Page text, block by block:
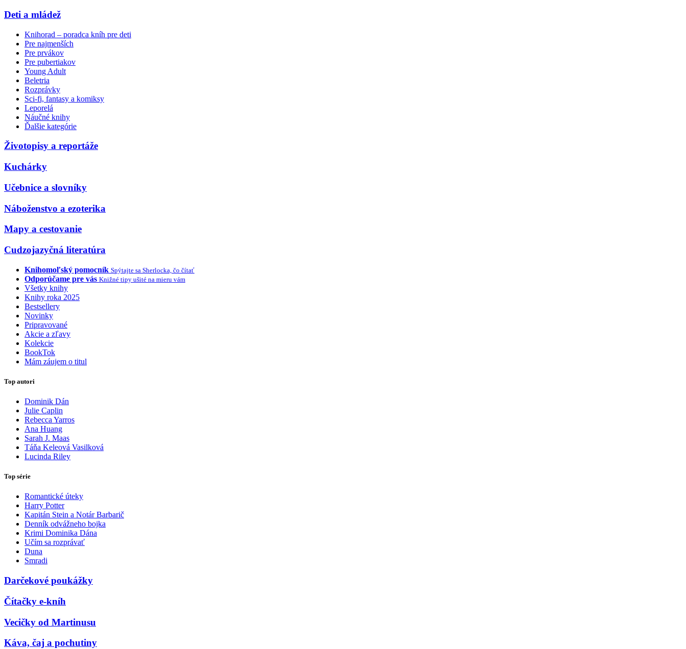
Deti a mládež
Knihorad – poradca kníh pre deti
Pre najmenších
Pre prvákov
Pre pubertiakov
Young Adult
Beletria
Rozprávky
Sci-fi, fantasy a komiksy
Leporelá
Náučné knihy
Ďalšie kategórie
Životopisy a reportáže
Kuchárky
Učebnice a slovníky
Náboženstvo a ezoterika
Mapy a cestovanie
Cudzojazyčná literatúra
Knihomoľský pomocník Spýtajte sa Sherlocka, čo čítať
Odporúčame pre vás Knižné tipy ušité na mieru vám
Všetky knihy
Knihy roka 2025
Bestsellery
Novinky
Pripravované
Akcie a zľavy
Kolekcie
BookTok
Mám záujem o titul
Top autori
Dominik Dán
Julie Caplin
Rebecca Yarros
Ana Huang
Sarah J. Maas
Táňa Keleová Vasilková
Lucinda Riley
Top série
Romantické úteky
Harry Potter
Kapitán Stein a Notár Barbarič
Denník odvážneho bojka
Krimi Dominika Dána
Učím sa rozprávať
Duna
Smradi
Darčekové poukážky
Čítačky e-kníh
Vecičky od Martinusu
Káva, čaj a pochutiny